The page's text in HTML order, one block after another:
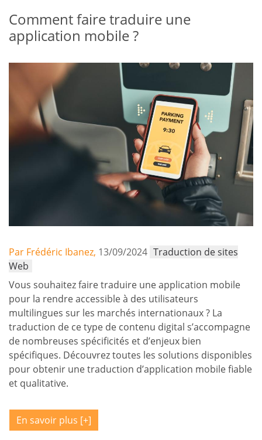
Comment faire traduire une
application mobile ?
Par Frédéric Ibanez, 13/09/2024 Traduction de sites
Web
Vous souhaitez faire traduire une application mobile
pour la rendre accessible à des utilisateurs
multilingues sur les marchés internationaux ? La
traduction de ce type de contenu digital s’accompagne
de nombreuses spécificités et d’enjeux bien
spécifiques. Découvrez toutes les solutions disponibles
pour obtenir une traduction d’application mobile fiable
et qualitative.
En savoir plus